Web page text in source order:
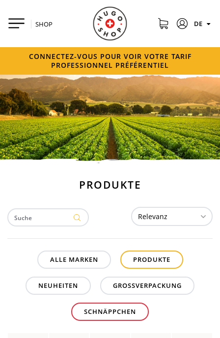
SHOP DE
CONNECTEZ-VOUS POUR VOIR VOTRE TARIF
PROFESSIONNEL PRÉFÉRENTIEL
PRODUKTE
ALLE MARKEN PRODUKTE
NEUHEITEN GROSSVERPACKUNG
SCHNÄPPCHEN